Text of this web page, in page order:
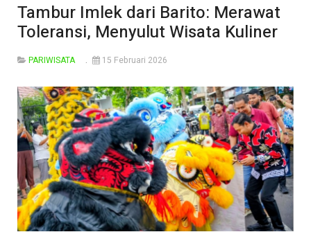
Tambur Imlek dari Barito: Merawat
Toleransi, Menyulut Wisata Kuliner
PARIWISATA 15 Februari 2026